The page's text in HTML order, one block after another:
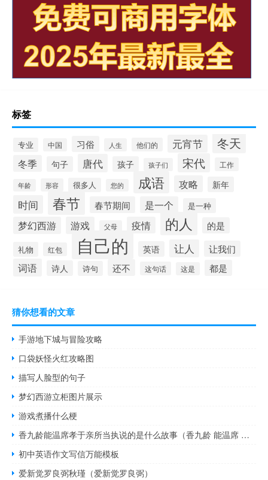
标签
专业 中国 习俗 人生 他们的 元宵节 冬天
冬季 句子 唐代 孩子 孩子们 宋代 工作
年龄 形容 很多人 您的 成语 攻略 新年
时间 春节 春节期间 是一个 是一种
梦幻西游 游戏 父母 疫情 的人 的是
礼物 红包 自己的 英语 让人 让我们
词语 诗人 诗句 还不 这句话 这是 都是
猜你想看的文章
手游地下城与冒险攻略
口袋妖怪火红攻略图
描写人脸型的句子
梦幻西游立柜图片展示
游戏煮播什么梗
香九龄能温席孝于亲所当执说的是什么故事（香九龄 能温席 孝于亲 所当执 是什么意思）
初中英语作文写信万能模板
爱新觉罗良弼秋瑾（爱新觉罗良弼）